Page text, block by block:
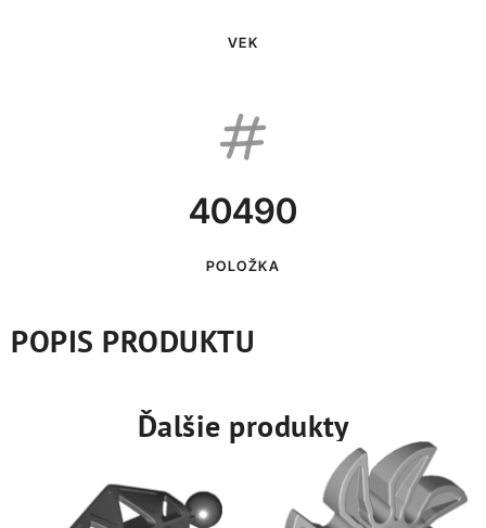
VEK
40490
POLOŽKA
POPIS PRODUKTU
Ďalšie produkty